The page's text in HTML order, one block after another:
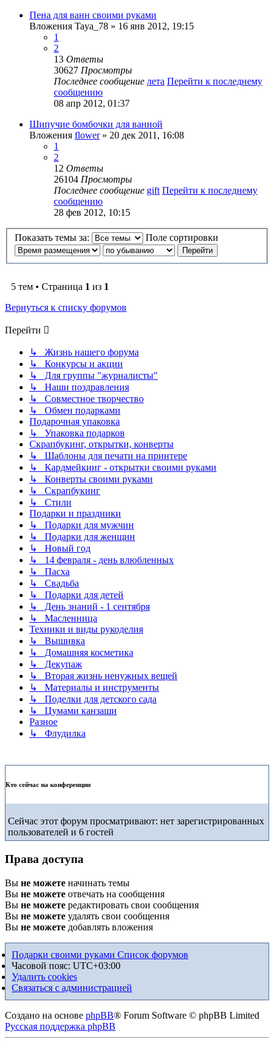
Пена для ванн своими руками
Вложения Taya_78 » 16 янв 2012, 19:15
1
2
13 Ответы
30627 Просмотры
Последнее сообщение лета Перейти к последнему
сообщению
08 апр 2012, 01:37
Шипучие бомбочки для ванной
Вложения flower» 20 дек 2011, 16:08
1
2
12 Ответы
26104 Просмотры
Последнее сообщение gift Перейти к последнему
сообщению
28 фев 2012, 10:15
Показать темы за: Поле сортировки
5 тем • Страница 1 из 1
Вернуться к списку форумов
Перейти
↳ Жизнь нашего форума
↳ Конкурсы и акции
↳ Для группы "журналисты"
↳ Наши поздравления
↳ Совместное творчество
↳ Обмен подарками
Подарочная упаковка
↳ Упаковка подарков
Скрапбукинг, открытки, конверты
↳ Шаблоны для печати на принтере
↳ Кардмейкинг - открытки своими руками
↳ Конверты своими руками
↳ Скрапбукинг
↳ Стили
Подарки и праздники
↳ Подарки для мужчин
↳ Подарки для женщин
↳ Новый год
↳ 14 февраля - день влюбленных
↳ Пасха
↳ Свадьба
↳ Подарки для детей
↳ День знаний - 1 сентября
↳ Масленница
Техники и виды рукоделия
↳ Вышивка
↳ Домашняя косметика
↳ Декупаж
↳ Вторая жизнь ненужных вещей
↳ Материалы и инструменты
↳ Поделки для детского сада
↳ Цумами канзаши
Разное
↳ Флудилка
Кто сейчас на конференции
Сейчас этот форум просматривают: нет зарегистрированных
пользователей и 6 гостей
Права доступа
Вы не можете начинать темы
Вы не можете отвечать на сообщения
Вы не можете редактировать свои сообщения
Вы не можете удалять свои сообщения
Вы не можете добавлять вложения
Подарки своими руками Список форумов
Часовой пояс: UTC+03:00
Удалить cookies
Связаться с администрацией
Создано на основе phpBB® Forum Software © phpBB Limited
Русская поддержка phpBB